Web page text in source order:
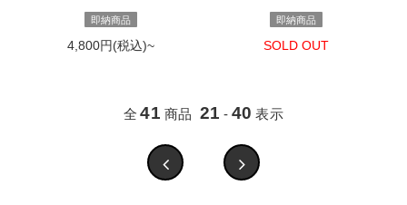
即納商品
4,800円(税込)~
即納商品
SOLD OUT
全 41 商品 21 - 40 表示